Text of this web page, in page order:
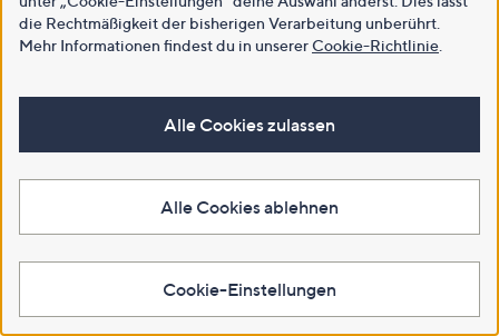
die Rechtmäßigkeit der bisherigen Verarbeitung unberührt.
Mehr Informationen findest du in unsererCookie-Richtlinie
Alle Cookies zulassen
Alle Cookies ablehnen
Cookie-Einstellungen